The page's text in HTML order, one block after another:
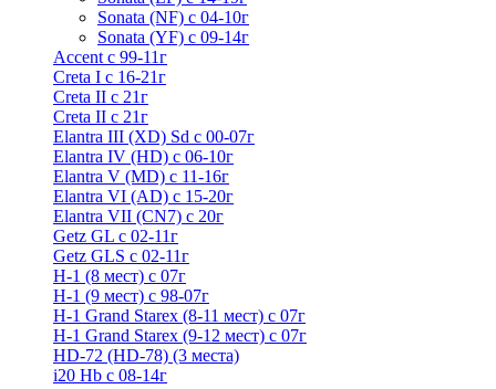
Sonata (NF) с 04-10г
Sonata (YF) с 09-14г
Accent с 99-11г
Creta I с 16-21г
Creta II с 21г
Creta II с 21г
Elantra III (XD) Sd c 00-07г
Elantra IV (HD) с 06-10г
Elantra V (MD) c 11-16г
Elantra VI (AD) с 15-20г
Elantra VII (CN7) с 20г
Getz GL с 02-11г
Getz GLS с 02-11г
H-1 (8 мест) c 07г
H-1 (9 мест) c 98-07г
H-1 Grand Starex (8-11 мест) с 07г
H-1 Grand Starex (9-12 мест) с 07г
HD-72 (HD-78) (3 места)
i20 Hb с 08-14г